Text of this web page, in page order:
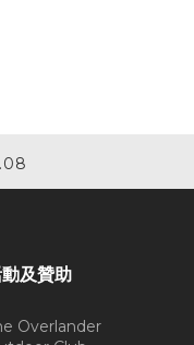
及贊助
Overlander